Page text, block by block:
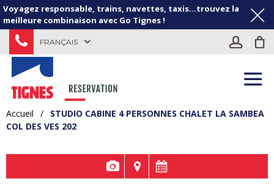
Voyagez responsable, trains, navettes, taxis...trouvez la
meilleure combinaison avec Go Tignes !
FRANÇAIS
Accueil /
STUDIO CABINE 4 PERSONNES CHALET LA SAMBEA
COL DES VES 202